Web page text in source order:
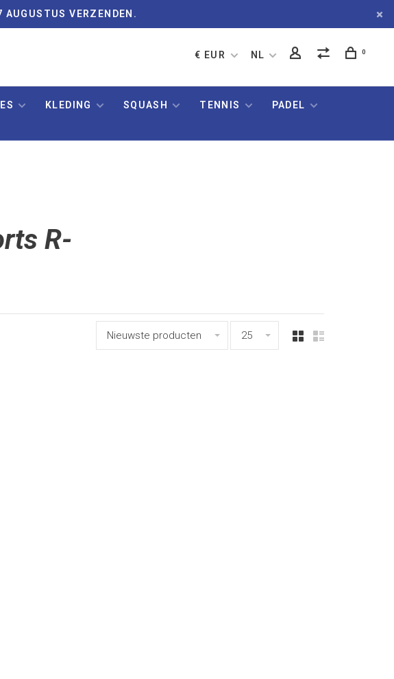
AUGUSTUS VERZENDEN.
€ EUR NL 0
KLEDING SQUASH TENNIS
PADEL
R-
Nieuwste producten 25